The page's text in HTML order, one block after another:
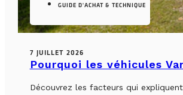
GUIDE D'ACHAT & TECHNIQUE
7 JUILLET 2026
Pourquoi les véhicules
Découvrez les facteurs qui